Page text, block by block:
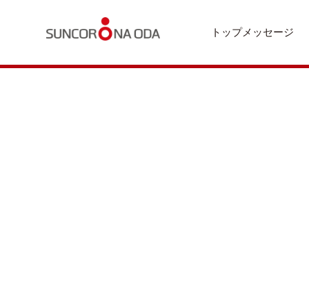
トップメッセージ